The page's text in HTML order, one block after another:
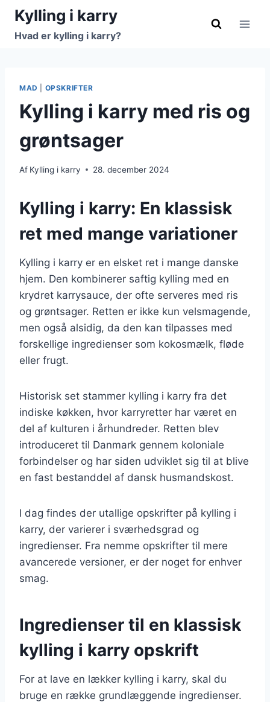
Fortsæt
indhold
Kylling i karry
Hvad er kylling i karry?
MAD OPSKRIFTER
Kylling i karry med ris og
grøntsager
Af Kylling i karry 28. december 2024
Kylling i karry: En klassisk
ret med mange variationer
Kylling i karry er en elsket ret i mange danske
hjem. Den kombinerer saftig kylling med en
krydret karrysauce, der ofte serveres med ris
og grøntsager. Retten er ikke kun velsmagende,
men også alsidig, da den kan tilpasses med
forskellige ingredienser som kokosmælk, fløde
eller frugt.
Historisk set stammer kylling i karry fra det
indiske køkken, hvor karryretter har været en
del af kulturen i århundreder. Retten blev
introduceret til Danmark gennem koloniale
forbindelser og har siden udviklet sig til at blive
en fast bestanddel af dansk husmandskost.
I dag findes der utallige opskrifter på kylling i
karry, der varierer i sværhedsgrad og
ingredienser. Fra nemme opskrifter til mere
avancerede versioner, er der noget for enhver
smag.
Ingredienser til en klassisk
kylling i karry opskrift
For at lave en lækker kylling i karry, skal du
bruge en række grundlæggende ingredienser.